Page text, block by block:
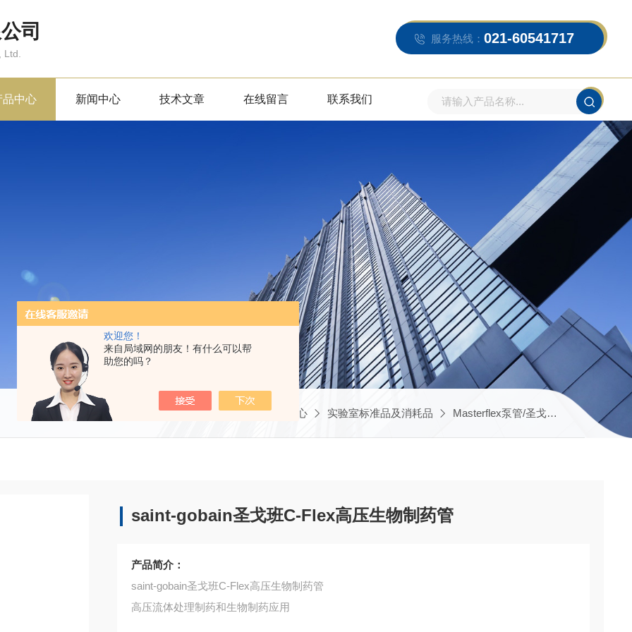
欢迎您！
来自局域网的朋友！有什么可以帮
助您的吗？
司 服务热线： 021-60541717
品中心 新闻中心 技术文章 在线留言 联系我们
当前位置：首页 产品中心 实验室标准品及消耗品 Masterflex泵管/圣戈班软管 082-
saint-gobain圣戈班C-Flex高压生物制药管
产品简介：
saint-gobain圣戈班C-Flex高压生物制药管
高压流体处理制药和生物制药应用